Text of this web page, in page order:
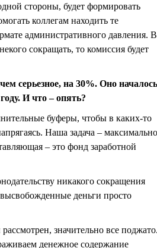
стороны, будет формировать
коллегам находить те
административного давления. В
сокращать, то комиссия будет
серьезное, на 30%. Оно началось
И что – опять?
буферы, чтобы в каких-то
Наша задача – максимально
– это фонд заработной
никакого сокращения
деньги просто
значительно все поджато.
денежное содержание